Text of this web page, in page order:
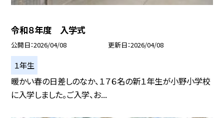
令和８年度 入学式
公開日 2026/04/08 更新日 2026/04/08
１年生
暖かい春の日差しのなか、１７６名の新１年生が小野小学校
に入学しました。ご入学、お...